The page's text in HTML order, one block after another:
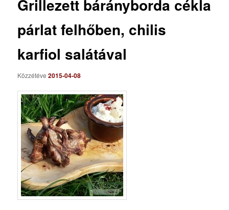
Grillezett bárányborda cékla
párlat felhőben, chilis
karfiol salátával
Közzétéve2015-04-08